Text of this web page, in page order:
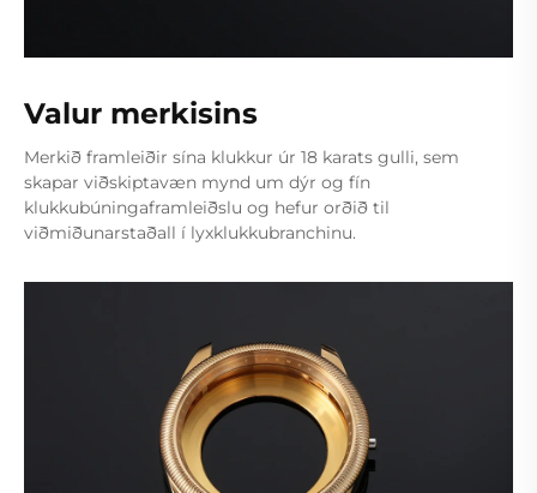
Valur merkisins
Merkið framleiðir sína klukkur úr 18 karats gulli, sem
skapar viðskiptavæn mynd um dýr og fín
klukkubúningaframleiðslu og hefur orðið til
viðmiðunarstaðall í lyxklukkubranchinu.